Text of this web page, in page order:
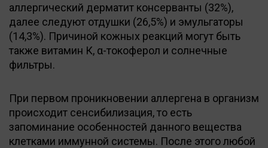
аллергический дерматит консерванты (32%),
далее следуют отдушки (26,5%) и эмульгаторы
(14,3%). Причиной кожных реакций могут быть
также витамин К, α-токоферол и солнечные
фильтры.
При первом проникновении аллергена в организм
происходит сенсибилизация, то есть
запоминание особенностей данного вещества
клетками иммунной системы. После этого любой